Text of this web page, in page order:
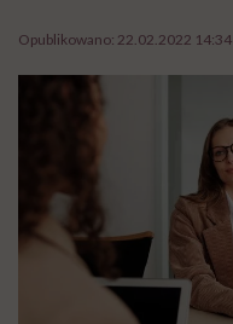
Opublikowano: 22.02.2022 14:34